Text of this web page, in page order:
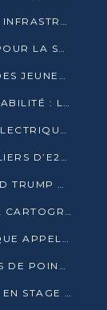
LE CONGO LANCE LE DIAGNOSTIC DES INFRASTRUCTURES SPORTIVES DU COMPLEXE DE KINTÉLÉ
BAD 2026 : LUDOVIC NGATSÉ PLAIDE POUR LA SOUVERAINETÉ FINANCIÈRE AFRICAINE
AUBEVILLE : LE CENTRE D’INSERTION DES JEUNES PRÊT À OUVRIR SES PORTES
INFRASTRUCTURES, CROISSANCE ET STABILITÉ : LA GUINÉE AFFÛTE SES AMBITIONS
E2C CONDAMNE LE VOL DES CÂBLES ÉLECTRIQUES APRÈS UNE VIDÉO VIRALE
LA COLÈRE MONTE CHEZ LES JOURNALIERS D’E2C QUI DÉNONCENT 20 ANS DE PRÉCARITÉ
XI JINPING S’ENTRETIENT AVEC DONALD TRUMP À BEIJING
NUMÉRIQUE : LE CONGO ACCÉLÈRE LA CARTOGRAPHIE DE SES INFRASTRUCTURES DIGITALES
CEMAC : LES EXPERTS DE LA STATISTIQUE APPELLENT À RENFORCER LA SÉCURISATION DES DONNÉES
LA FÉCOTAE SENSIBILISE LES ATHLÈTES DE POINTE-NOIRE À L’HYGIÈNE ALIMENTA
SMIB 2026 : DIX ATHLÈTES CONGOLAIS EN STAGE AU KENYA